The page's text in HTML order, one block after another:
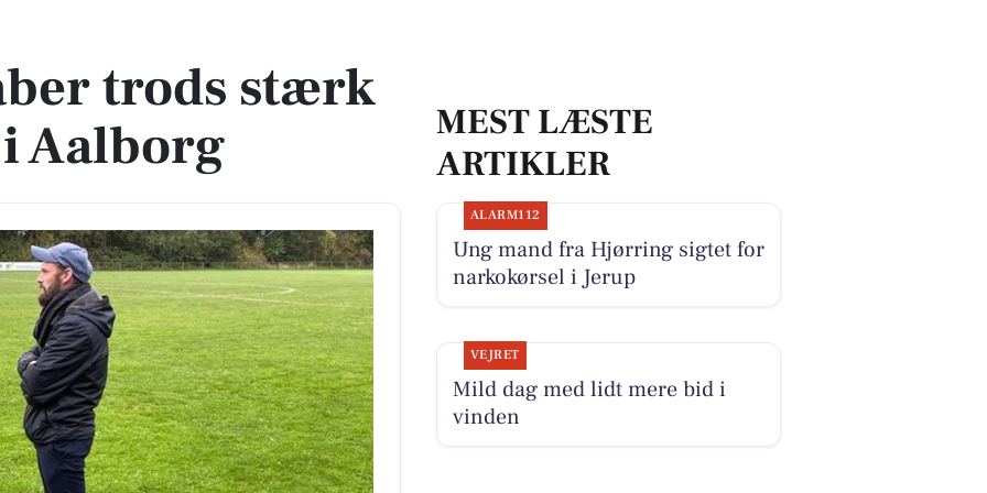
trods stærk
Aalborg
MEST LÆSTE
ARTIKLER
ALARM112
Ung mand fra Hjørring sigtet for
narkokørsel i Jerup
VEJRET
Mild dag med lidt mere bid i
vinden